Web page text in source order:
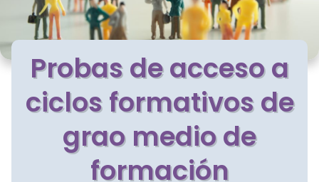
Probas de acceso a
ciclos formativos de
grao medio de
formación